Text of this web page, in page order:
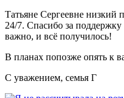
Татьяне Сергеевне низкий
24/7. Спасибо за
важно, и всё получилось!
В планах попозже опять к
С уважением, семья Г